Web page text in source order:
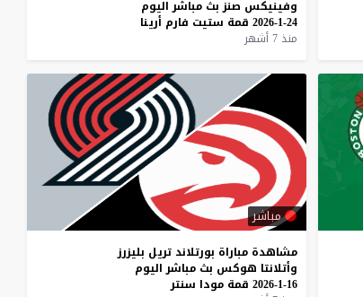
وفينيكس صنز بث مباشر اليوم
24-1-2026
قمة ستيت فارم أرينا
منذ 7 أشهر
مباشر
مشاهدة مباراة بورتلاند تريل بليزرز
وأتلانتا هوكس بث مباشر اليوم
16-1-2026
قمة مودا سنتر